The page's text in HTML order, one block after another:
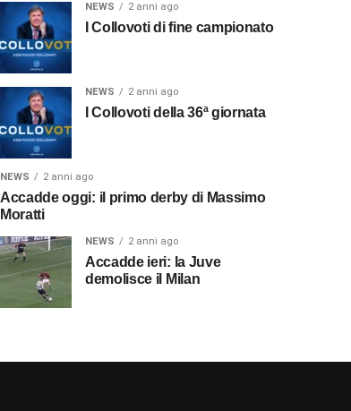
NEWS 2 anni ago
I Collovoti di fine campionato
NEWS 2 anni ago
I Collovoti della 36ª giornata
NEWS 2 anni ago
Accadde oggi: il primo derby di Massimo
Moratti
NEWS 2 anni ago
Accadde ieri: la Juve
demolisce il Milan